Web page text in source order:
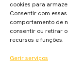
cookies para
Consentir com
comportamento de
consentir ou retirar
recursos e funções.
Gerir serviços